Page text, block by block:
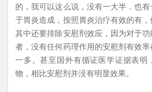
的，我可以这么说，没有一大半，也
于胃炎造成，按照胃炎治疗有效的有，
其中还要排除安慰剂效应，因为对于
者，没有任何药理作用的安慰剂有效
一多。甚至国外有循证医学证据表明
物，相比安慰剂并没有明显效果。